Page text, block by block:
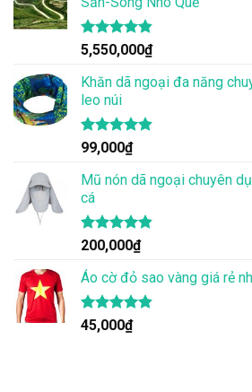
Được xếp
hạng 4.83
5 sao
5,550,000₫
Khăn dã ngoại đa năng
leo núi
Được xếp
hạng
4.83
5 sao
99,000₫
Mũ nón dã ngoại chuyên
cá
Được xếp
hạng
4.83
5 sao
200,000₫
Áo cờ đỏ sao vàng giá rẻ
Được xếp
hạng
4.80
45,000₫